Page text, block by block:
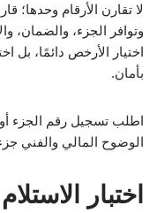
لا تقارن الأرقام وحدها؛
وتوافر الجزء، والضمان،
اختيار الأرخص دائمًا، بل
بأمان.
اطلب تسجيل رقم الجزء
الوضوح المالي والفني
اختبار